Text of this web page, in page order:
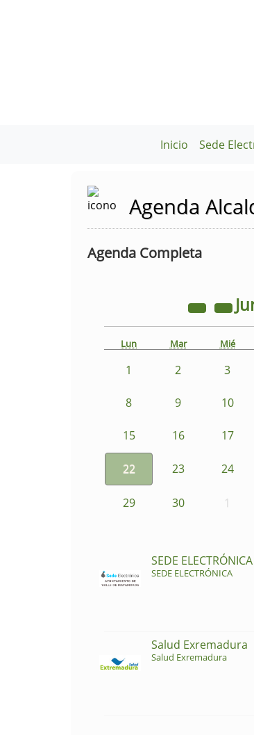
Inicio Sede
Agenda
Agenda Completa
Lun Mar Mié
1 2 3
8 9 10
15 16 17
22 23 24
29 30 1
SEDE ELECTRÓNICA
SEDE ELECTRÓNICA
Salud Exremadura
Salud Exremadura